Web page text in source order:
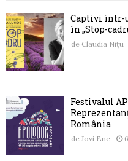
Captivi într-
în „Stop-
de Claudia Nițu
Festivalul
România
de Jovi Ene